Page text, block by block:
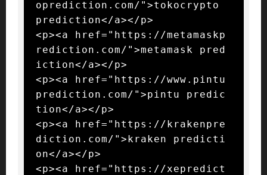
oprediction.com/">tokocrypto
prediction</a></p>
<p><a href="https://metamaskp
rediction.com/">metamask pred
iction</a></p>
<p><a href="https://www.pintu
prediction.com/">pintu predic
tion</a></p>
<p><a href="https://krakenpre
diction.com/">kraken predicti
on</a></p>
<p><a href="https://xepredict